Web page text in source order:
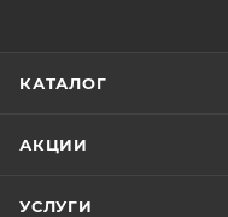
КАТАЛОГ
АКЦИИ
УСЛУГИ